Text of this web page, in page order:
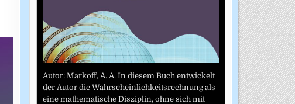
Autor: Markoff, A. A. In diesem Buch entwickelt
der Autor die Wahrscheinlichkeitsrechnung als
eine mathematische Disziplin, ohne sich mit